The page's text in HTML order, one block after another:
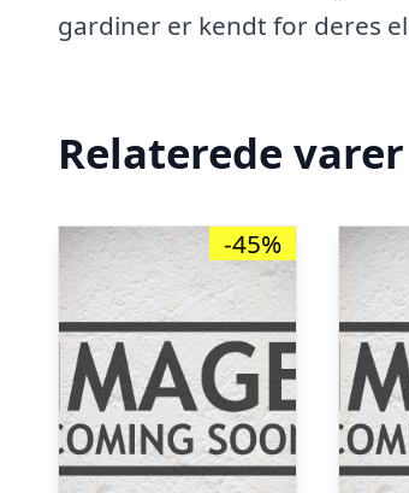
gardiner er kendt for deres
Relaterede varer
-45%